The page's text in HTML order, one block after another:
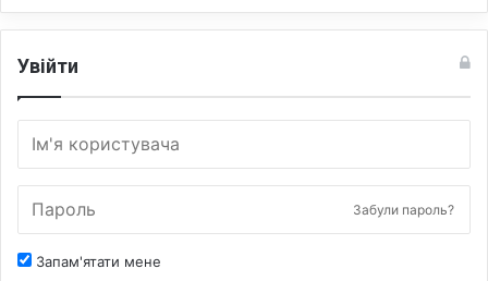
Увійти
Забули пароль?
Запам'ятати мене